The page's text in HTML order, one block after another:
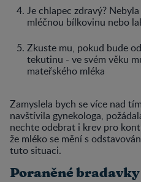
Je chlapec zdravý?
mléčnou bílkovinu nebo
Zkuste mu, pokud bude
tekutinu - ve svém věku
mateřského mléka
Zamyslela bych se více nad
navštívila gynekologa,
nechte odebrat i krev pro
že mléko se mění s
tuto situaci.
Poraněné bradavky